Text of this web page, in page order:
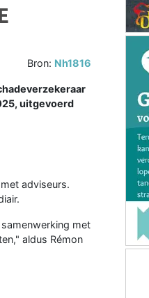
Bron: Nh1816
uitgevoerd
adviseurs.
met
aldus Rémon